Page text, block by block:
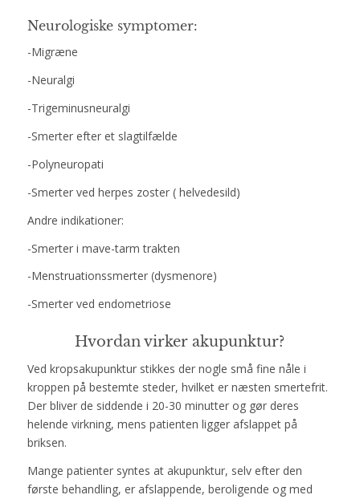
Neurologiske symptomer:
-Migræne
-Neuralgi
-Trigeminusneuralgi
-Smerter efter et slagtilfælde
-Polyneuropati
-Smerter ved herpes zoster ( helvedesild)
Andre indikationer:
-Smerter i mave-tarm trakten
-Menstruationssmerter (dysmenore)
-Smerter ved endometriose
Hvordan virker akupunktur?
Ved kropsakupunktur stikkes der nogle små fine nåle i
kroppen på bestemte steder, hvilket er næsten smertefrit.
Der bliver de siddende i 20-30 minutter og gør deres
helende virkning, mens patienten ligger afslappet på
briksen.
Mange patienter syntes at akupunktur, selv efter den
første behandling, er afslappende, beroligende og med